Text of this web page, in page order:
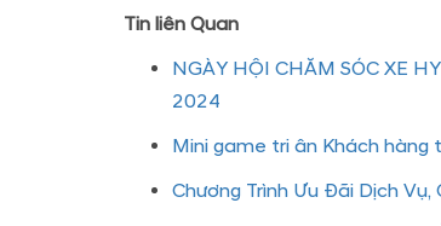
Tin liên Quan
NGÀY HỘI CHĂM SÓC XE
2024
Mini game tri ân Khách hàng
Chương Trình Ưu Đãi Dịch